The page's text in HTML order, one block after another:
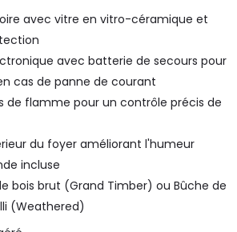
avec vitre en vitro-céramique et
avec batterie de secours pour
cas de panne de courant
de flamme pour un contrôle précis de
du foyer améliorant l'humeur
incluse
bois brut (Grand Timber) ou Bûche de
(Weathered)